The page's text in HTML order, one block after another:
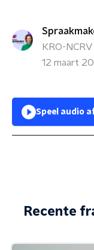
KRO-NCRV
12 maart
Speel audio
Recente